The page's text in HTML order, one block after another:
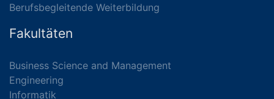
Berufsbegleitende Weiterbildung
Fakultäten
Business Science and Management
Engineering
Informatik